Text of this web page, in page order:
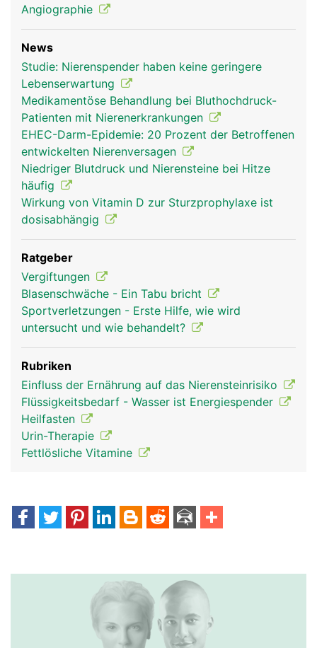
Angiographie
News
Studie: Nierenspender haben keine geringere
Lebenserwartung
Medikamentöse Behandlung bei Bluthochdruck-
Patienten mit Nierenerkrankungen
EHEC-Darm-Epidemie: 20 Prozent der Betroffenen
entwickelten Nierenversagen
Niedriger Blutdruck und Nierensteine bei Hitze
häufig
Wirkung von Vitamin D zur Sturzprophylaxe ist
dosisabhängig
Ratgeber
Vergiftungen
Blasenschwäche - Ein Tabu bricht
Sportverletzungen - Erste Hilfe, wie wird
untersucht und wie behandelt?
Rubriken
Einfluss der Ernährung auf das Nierensteinrisiko
Flüssigkeitsbedarf - Wasser ist Energiespender
Heilfasten
Urin-Therapie
Fettlösliche Vitamine